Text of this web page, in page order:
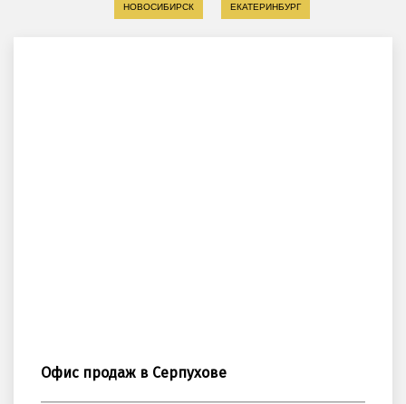
НОВОСИБИРСК ЕКАТЕРИНБУРГ
Офис продаж в Серпухове